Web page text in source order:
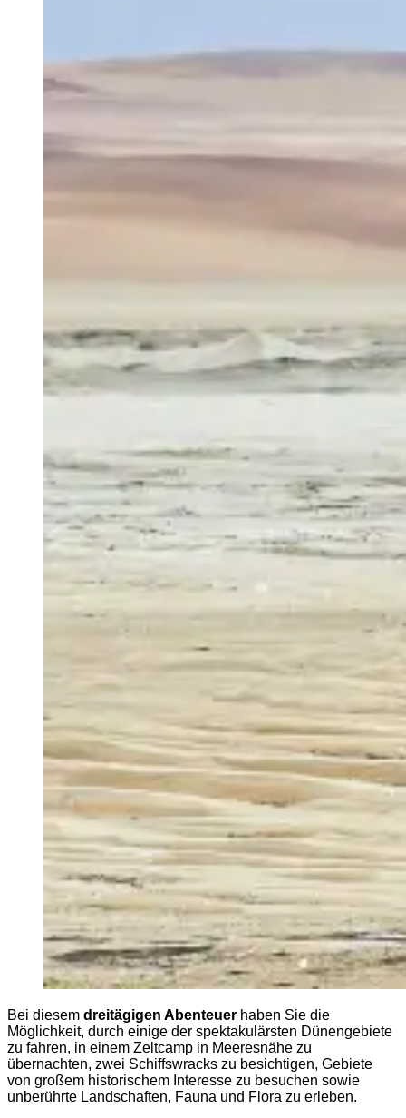
Bei diesem dreitägigen Abenteuer haben Sie die
Möglichkeit, durch einige der spektakulärsten Dünengebiete
zu fahren, in einem Zeltcamp in Meeresnähe zu
übernachten, zwei Schiffswracks zu besichtigen, Gebiete
von großem historischem Interesse zu besuchen sowie
unberührte Landschaften, Fauna und Flora zu erleben.